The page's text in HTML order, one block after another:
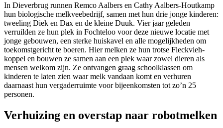
In Dieverbrug runnen Remco Aalbers en Cathy Aalbers-Houtkamp
hun biologische melkveebedrijf, samen met hun drie jonge kinderen:
tweeling Diek en Dax en de kleine Duuk. Vier jaar geleden
verruilden ze hun plek in Fochteloo voor deze nieuwe locatie met
jonge gebouwen, een sterke huiskavel en alle mogelijkheden om
toekomstgericht te boeren. Hier melken ze hun trotse Fleckvieh-
koppel en bouwen ze samen aan een plek waar zowel dieren als
mensen welkom zijn. Ze ontvangen graag schoolklassen om
kinderen te laten zien waar melk vandaan komt en verhuren
daarnaast hun vergaderruimte voor bijeenkomsten tot zo’n 25
personen.
Verhuizing en overstap naar robotmelken